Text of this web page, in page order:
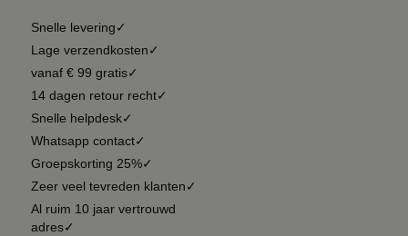
Snelle levering✓
Lage verzendkosten✓
vanaf € 99 gratis✓
14 dagen retour recht✓
Snelle helpdesk✓
Whatsapp contact✓
Groepskorting 25%✓
Zeer veel tevreden klanten✓
Al ruim 10 jaar vertrouwd
adres✓